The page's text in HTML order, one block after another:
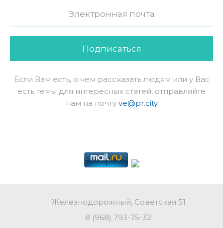
Подписаться
Если Вам есть, о чем рассказать людям или у Вас
есть темы для интересных статей, отправляйте
нам на почту ve@pr.city
Железнодорожный, Советская 51
8 (968) 793-75-32